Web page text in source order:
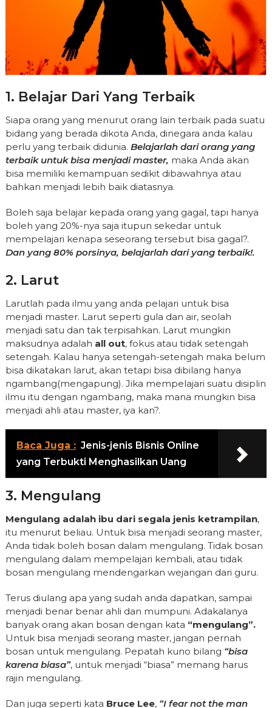
1. Belajar Dari Yang Terbaik
Siapa orang yang menurut orang lain terbaik pada suatu
bidang yang berada dikota Anda, dinegara anda kalau
perlu yang terbaik didunia. Belajarlah dari orang yang
terbaik untuk bisa menjadi master, maka Anda akan
bisa memiliki kemampuan sedikit dibawahnya atau
bahkan menjadi lebih baik diatasnya.
Boleh saja belajar kepada orang yang gagal, tapi hanya
boleh yang 20%-nya saja itupun sekedar untuk
mempelajari kenapa seseorang tersebut bisa gagal?.
Dan yang 80% porsinya, belajarlah dari yang terbaik!.
2. Larut
Larutlah pada ilmu yang anda pelajari untuk bisa
menjadi master. Larut seperti gula dan air, seolah
menjadi satu dan tak terpisahkan. Larut mungkin
maksudnya adalah all out, fokus atau tidak setengah
setengah. Kalau hanya setengah-setengah maka belum
bisa dikatakan larut, akan tetapi bisa dibilang hanya
ngambang(mengapung). Jika mempelajari suatu disiplin
ilmu itu dengan ngambang, maka mana mungkin bisa
menjadi ahli atau master, iya kan?.
Baca Juga : Jenis-jenis Bisnis Online
yang Terbukti Menghasilkan Uang
3. Mengulang
Mengulang adalah ibu dari segala jenis ketrampilan,
itu menurut beliau. Untuk bisa menjadi seorang master,
Anda tidak boleh bosan dalam mengulang. Tidak bosan
mengulang dalam mempelajari kembali, atau tidak
bosan mengulang mendengarkan wejangan dari guru.
Terus diulang apa yang sudah anda dapatkan, sampai
menjadi benar benar ahli dan mumpuni. Adakalanya
banyak orang akan bosan dengan kata “mengulang”.
Untuk bisa menjadi seorang master, jangan pernah
bosan untuk mengulang. Pepatah kuno bilang “bisa
karena biasa”, untuk menjadi “biasa” memang harus
rajin mengulang.
Dan juga seperti kata Bruce Lee, “I fear not the man